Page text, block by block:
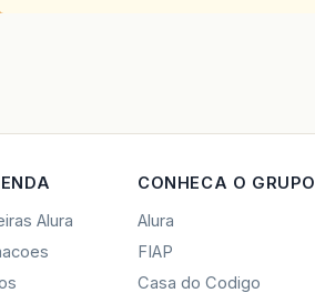
Alura
CONHECA O GRUPO
Alura
FIAP
Casa do Codigo